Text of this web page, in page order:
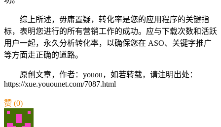
综上所述，毋庸置疑，转化率是您的应用程序的关键指
标，表明您进行的所有营销工作的成功。应与下载次数和活跃
用户一起，永久分析转化率，以确保您在 ASO、关键字推广
等方面走正确的道路。
原创文章，作者：youou，如若转载，请注明出处：
https://xue.youounet.com/7087.html
赞 (0)